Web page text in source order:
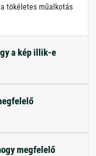
tökéletes műalkotás
a kép illik-e
megfelelő